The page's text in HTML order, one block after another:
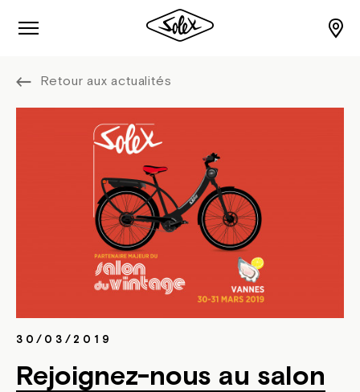
Retour aux actualités
30/03/2019
Rejoignez-nous au salon